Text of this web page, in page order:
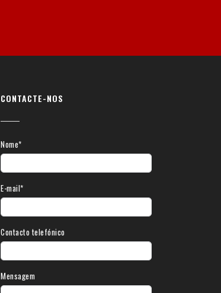
CONTACTE-NOS
Nome*
E-mail*
Contacto telefónico
Mensagem